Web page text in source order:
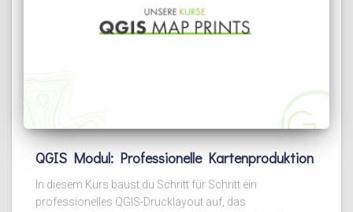
QGIS Modul: Professionelle Kartenproduktion
In diesem Kurs baust du Schritt für Schritt ein
professionelles QGIS-Drucklayout auf, das